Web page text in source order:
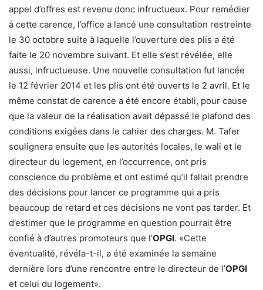
appel d’offres est revenu donc infructueux. Pour remédier
à cette carence, l’office a lancé une consultation restreinte
le 30 octobre suite à laquelle l’ouverture des plis a été
faite le 20 novembre suivant. Et elle s’est révélée, elle
aussi, infructueuse. Une nouvelle consultation fut lancée
le 12 février 2014 et les plis ont été ouverts le 2 avril. Et le
même constat de carence a été encore établi, pour cause
que la valeur de la réalisation avait dépassé le plafond des
conditions exigées dans le cahier des charges. M. Tafer
soulignera ensuite que les autorités locales, le wali et le
directeur du logement, en l’occurrence, ont pris
conscience du problème et ont estimé qu’il fallait prendre
des décisions pour lancer ce programme qui a pris
beaucoup de retard et ces décisions ne vont pas tarder. Et
d’estimer que le programme en question pourrait être
confié à d’autres promoteurs que l’OPGI. «Cette
éventualité, révéla-t-il, a été examinée la semaine
dernière lors d’une rencontre entre le directeur de l’OPGI
et celui du logement».